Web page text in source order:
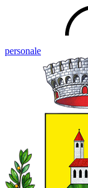
personale